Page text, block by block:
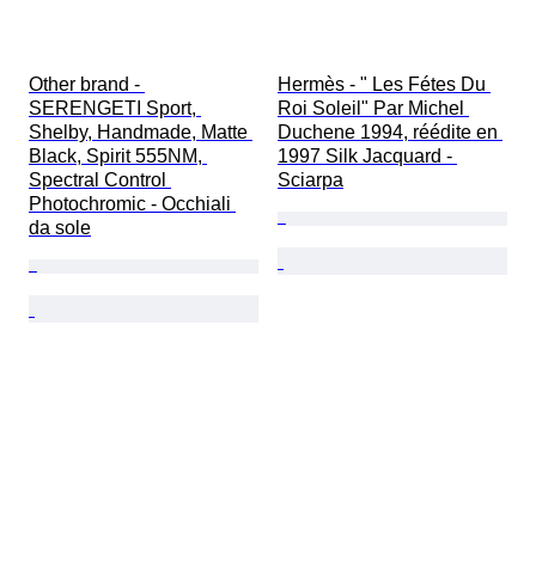
Other brand -
SERENGETI Sport,
Shelby, Handmade, Matte
Black, Spirit 555NM,
Spectral Control
Photochromic - Occhiali
da sole
Hermès - " Les Fétes Du
Roi Soleil" Par Michel
Duchene 1994, réédite en
1997 Silk Jacquard -
Sciarpa